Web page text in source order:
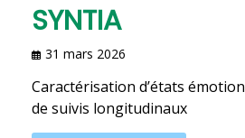
SYNTIA
31 mars 2026
Caractérisation d’états
de suivis longitudinaux